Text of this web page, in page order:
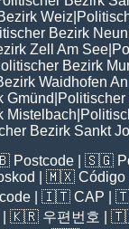
Weiz
Bezirk
Zell Am See
Bezirk
Waidhofen
Gmünd
Mistelbach
Bezirk Sankt
Postcode | 🇸🇬
| 🇲🇽 Código
| 🇮🇹 CAP |
| 🇰🇷 우편번호 |